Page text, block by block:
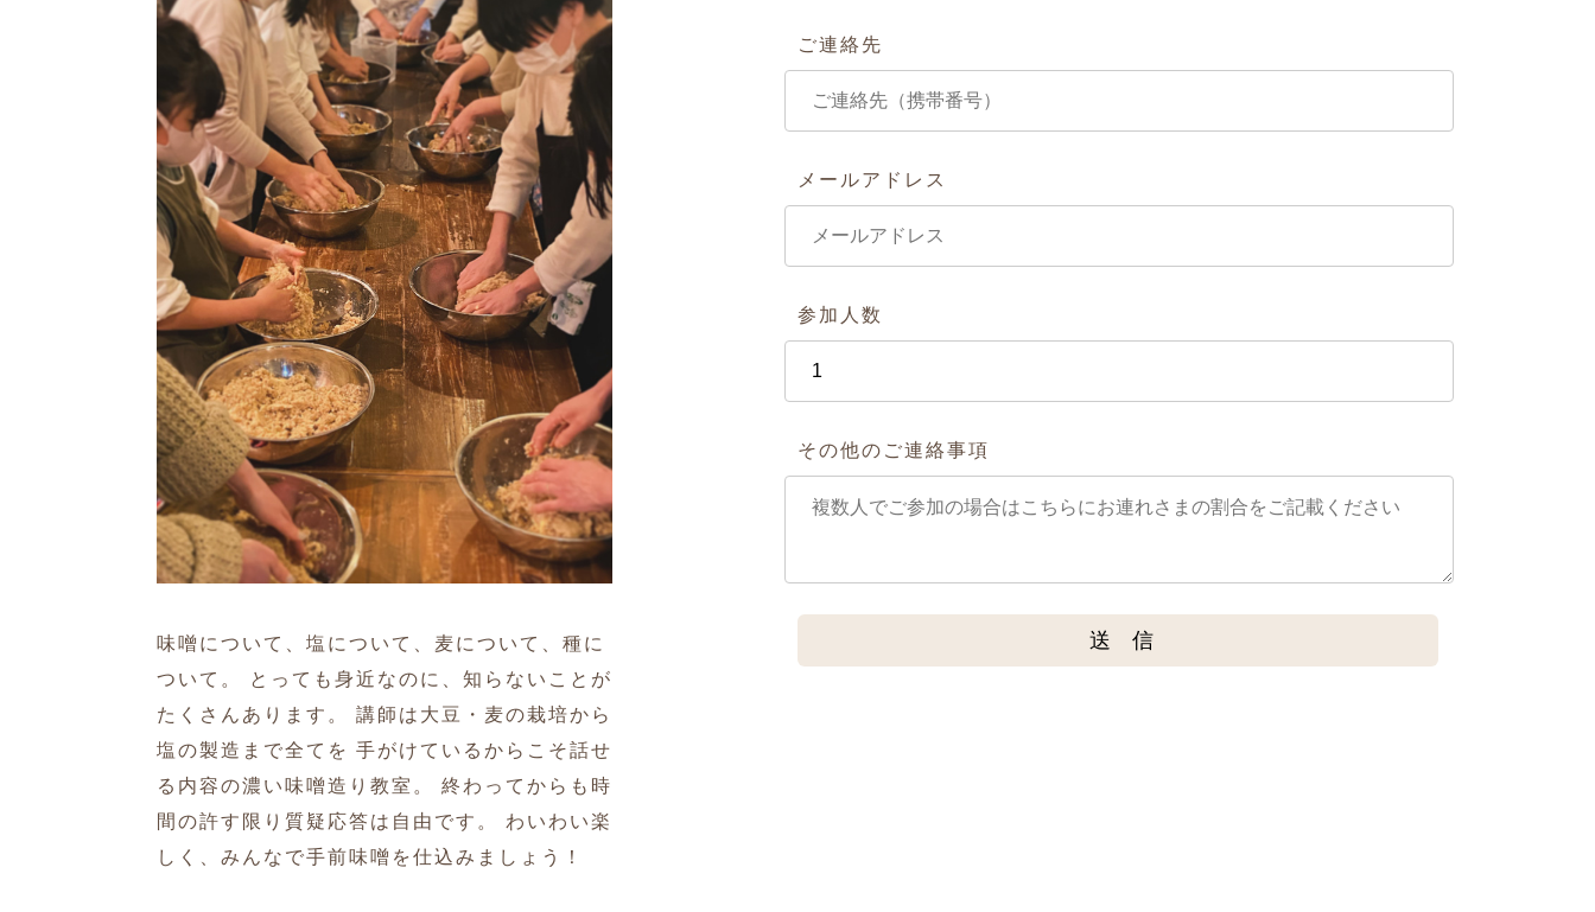
味噌について、塩について、麦について、種に
ついて。 とっても身近なのに、知らないことが
たくさんあります。 講師は大豆・麦の栽培から
塩の製造まで全てを 手がけているからこそ話せ
る内容の濃い味噌造り教室。 終わってからも時
間の許す限り質疑応答は自由です。 わいわい楽
しく、みんなで手前味噌を仕込みましょう！
ご連絡先
メールアドレス
参加人数
その他のご連絡事項